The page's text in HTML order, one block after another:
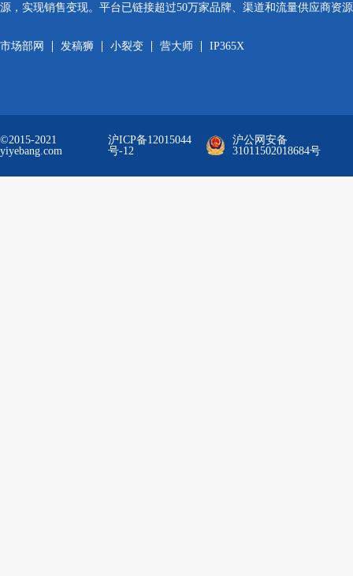
源，实现销售变现。平台已链接超过50万家品牌、渠道和流量供应商资
市场部网 发稿狮 小裂变 营大师 IP365X
©2015-2021
yiyebang.com
沪ICP备12015044
号-12
沪公网安备
31011502018684号